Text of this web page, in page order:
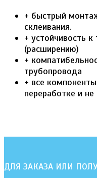
+ быстрый
склеивания.
+ устойчивость
(расширению)
+
трубопровода
+ все
переработке и
ДЛЯ ЗАКАЗА ИЛИ